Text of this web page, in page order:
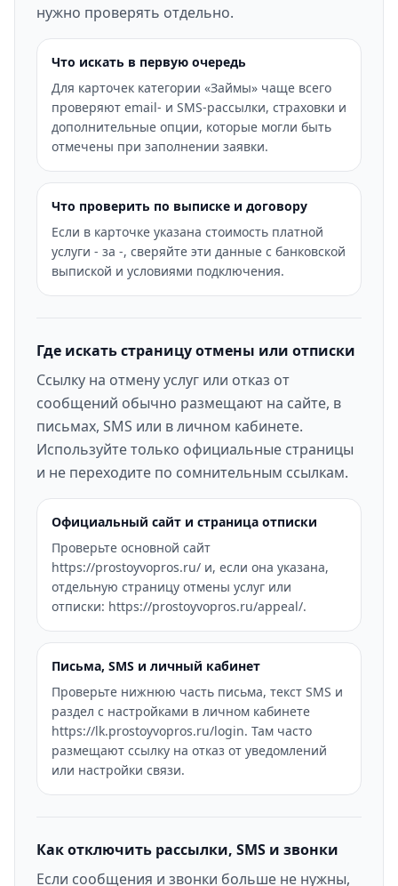
нужно проверять отдельно.
Что искать в первую очередь
Для карточек категории «Займы» чаще всего
проверяют email- и SMS-рассылки, страховки и
дополнительные опции, которые могли быть
отмечены при заполнении заявки.
Что проверить по выписке и договору
Если в карточке указана стоимость платной
услуги - за -, сверяйте эти данные с банковской
выпиской и условиями подключения.
Где искать страницу отмены или отписки
Ссылку на отмену услуг или отказ от
сообщений обычно размещают на сайте, в
письмах, SMS или в личном кабинете.
Используйте только официальные страницы
и не переходите по сомнительным ссылкам.
Официальный сайт и страница отписки
Проверьте основной сайт
https://prostoyvopros.ru/ и, если она указана,
отдельную страницу отмены услуг или
отписки: https://prostoyvopros.ru/appeal/.
Письма, SMS и личный кабинет
Проверьте нижнюю часть письма, текст SMS и
раздел с настройками в личном кабинете
https://lk.prostoyvopros.ru/login. Там часто
размещают ссылку на отказ от уведомлений
или настройки связи.
Как отключить рассылки, SMS и звонки
Если сообщения и звонки больше не нужны,